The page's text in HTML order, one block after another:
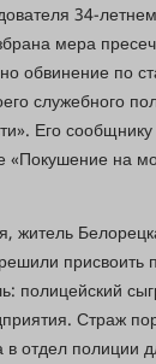
34-
мера
обвинение по
служебного
Его
«Покушение на
житель
полицейский
Страж
в отдел полиции